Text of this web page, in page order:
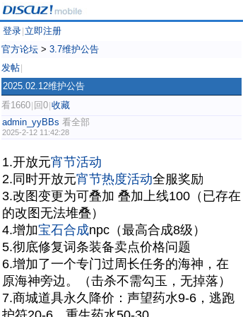
登录 立即注册
官方论坛 > 3.7维护公告
发帖
2025.02.12维护公告
看1660 回0 收藏
admin_yyBBs 看全部
2025-2-12 11:42:28
1.开放元宵节活动
2.同时开放元宵节热度活动全服奖励
3.改图变更为可叠加 叠加上线100（已存在
的改图无法堆叠）
4.增加宝石合成npc（最高合成8级）
5.彻底修复词条装备卖点价格问题
6.增加了一个专门过周长任务的海神，在
原海神旁边。（击杀不需勾玉，无掉落）
7.商城道具永久降价：声望药水9-6，逃跑